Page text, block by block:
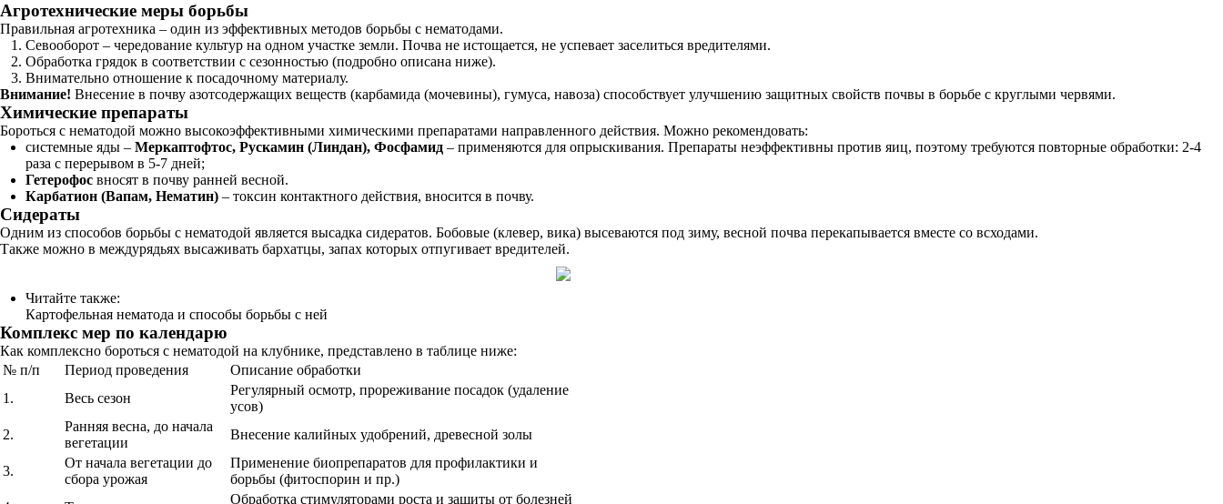
Агротехнические меры борьбы
Правильная агротехника – один из эффективных методов борьбы с нематодами.
Севооборот – чередование культур на одном участке земли. Почва не истощается, не успевает заселиться вредителями.
Обработка грядок в соответствии с сезонностью (подробно описана ниже).
Внимательно отношение к посадочному материалу.
Внимание! Внесение в почву азотсодержащих веществ (карбамида (мочевины), гумуса, навоза) способствует улучшению защитных свойств почвы в борьбе с круглыми червями.
Химические препараты
Бороться с нематодой можно высокоэффективными химическими препаратами направленного действия. Можно рекомендовать:
системные яды – Меркаптофтос, Рускамин (Линдан), Фосфамид – применяются для опрыскивания. Препараты неэффективны против яиц, поэтому требуются повторные обработки: 2-4
раза с перерывом в 5-7 дней;
Гетерофос вносят в почву ранней весной.
Карбатион (Вапам, Нематин) – токсин контактного действия, вносится в почву.
Сидераты
Одним из способов борьбы с нематодой является высадка сидератов. Бобовые (клевер, вика) высеваются под зиму, весной почва перекапывается вместе со всходами.
Также можно в междурядьях высаживать бархатцы, запах которых отпугивает вредителей.
Читайте также:
Картофельная нематода и способы борьбы с ней
Комплекс мер по календарю
Как комплексно бороться с нематодой на клубнике, представлено в таблице ниже:
№ п/п
Период проведения
Описание обработки
1.
Весь сезон
Регулярный осмотр, прореживание посадок (удаление
усов)
2.
Ранняя весна, до начала
вегетации
Внесение калийных удобрений, древесной золы
3.
От начала вегетации до
сбора урожая
Применение биопрепаратов для профилактики и
борьбы (фитоспорин и пр.)
Обработка стимуляторами роста и защиты от болезней